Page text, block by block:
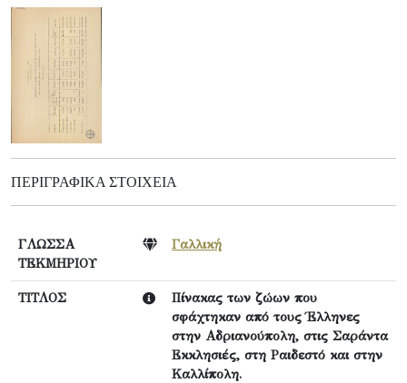
ΠΕΡΙΓΡΑΦΙΚΆ ΣΤΟΙΧΕΊΑ
ΓΛΩΣΣΑ
ΤΕΚΜΗΡΙΟΥ
Γαλλική
ΤΙΤΛΟΣ
Πίνακας των ζώων που
σφάχτηκαν από τους Έλληνες
στην Αδριανούπολη, στις Σαράντα
Εκκλησιές, στη Ραιδεστό και στην
Καλλίπολη.